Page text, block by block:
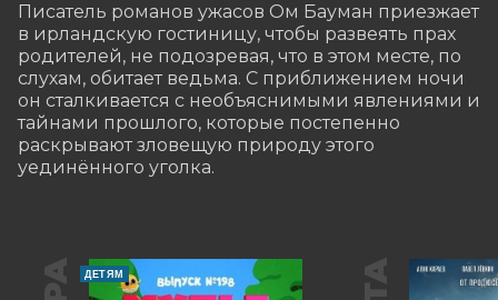
Писатель романов ужасов Ом Бауман приезжает
в ирландскую гостиницу, чтобы развеять прах
родителей, не подозревая, что в этом месте, по
слухам, обитает ведьма. С приближением ночи
он сталкивается с необъяснимыми явлениями и
тайнами прошлого, которые постепенно
раскрывают зловещую природу этого
уединённого уголка.
ДЕТЯМ